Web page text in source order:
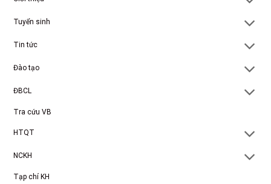
Tuyển sinh
Tin tức
Đào tạo
ĐBCL
Tra cứu VB
HTQT
NCKH
Tạp chí KH